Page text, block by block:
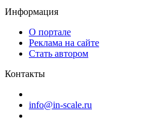
Информация
О портале
Реклама на сайте
Стать автором
Контакты
info@in-scale.ru